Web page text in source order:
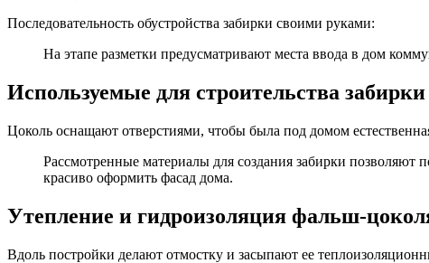
Последовательность обустройства забирки своими руками:
На этапе разметки предусматривают места ввода в дом
Используемые для строительства
Цоколь оснащают отверстиями, чтобы была под домом
Рассмотренные материалы для создания забирки
красиво оформить фасад дома.
Утепление и гидроизоляция фальш-
Вдоль постройки делают отмостку и засыпают ее